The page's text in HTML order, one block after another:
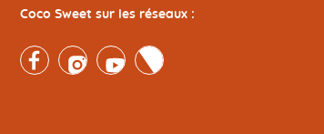
Coco Sweet sur les réseaux :
FacebookInstagramYoutubeTwitter